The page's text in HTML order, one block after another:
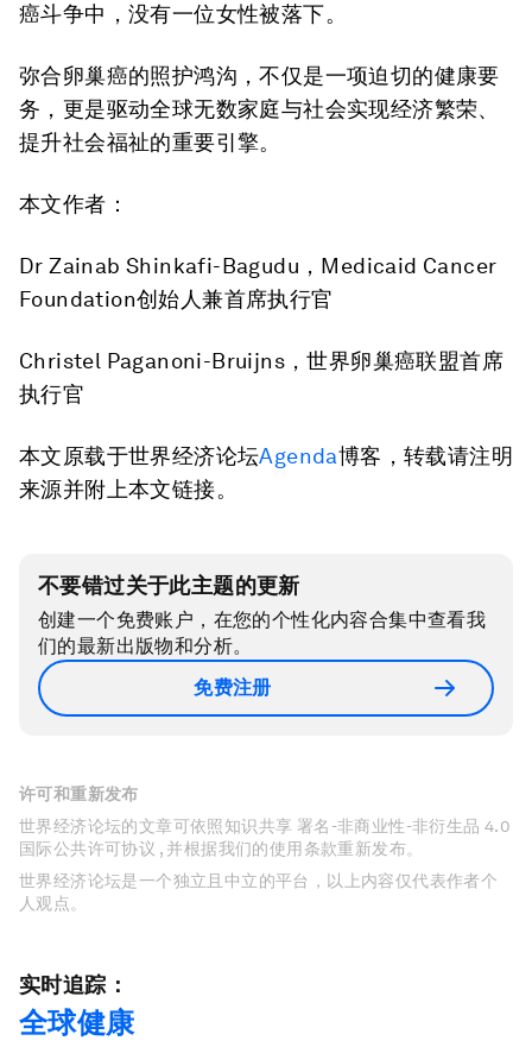
癌斗争中，没有一位女性被落下。
弥合卵巢癌的照护鸿沟，不仅是一项迫切的健康要
务，更是驱动全球无数家庭与社会实现经济繁荣、
提升社会福祉的重要引擎。
本文作者：
Dr Zainab Shinkafi-Bagudu，Medicaid Cancer
Foundation创始人兼首席执行官
Christel Paganoni-Bruijns，世界卵巢癌联盟首席
执行官
本文原载于世界经济论坛Agenda博客，转载请注明
来源并附上本文链接。
不要错过关于此主题的更新
创建一个免费账户，在您的个性化内容合集中查看我
们的最新出版物和分析。
免费注册
许可和重新发布
世界经济论坛的文章可依照知识共享 署名-非商业性-非衍生品 4.0
国际公共许可协议 , 并根据我们的使用条款重新发布。
世界经济论坛是一个独立且中立的平台，以上内容仅代表作者个
人观点。
实时追踪：
全球健康